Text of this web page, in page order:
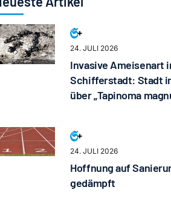
24. JULI 2026
Invasive Ameisenart
Schifferstadt: Stadt
über „Tapinoma
24. JULI 2026
Hoffnung auf
gedämpft